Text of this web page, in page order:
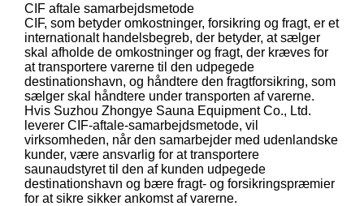
CIF aftale samarbejdsmetode
CIF, som betyder omkostninger, forsikring og fragt, er et
internationalt handelsbegreb, der betyder, at sælger
skal afholde de omkostninger og fragt, der kræves for
at transportere varerne til den udpegede
destinationshavn, og håndtere den fragtforsikring, som
sælger skal håndtere under transporten af varerne.
Hvis Suzhou Zhongye Sauna Equipment Co., Ltd.
leverer CIF-aftale-samarbejdsmetode, vil
virksomheden, når den samarbejder med udenlandske
kunder, være ansvarlig for at transportere
saunaudstyret til den af ​​kunden udpegede
destinationshavn og bære fragt- og forsikringspræmier
for at sikre sikker ankomst af varerne.